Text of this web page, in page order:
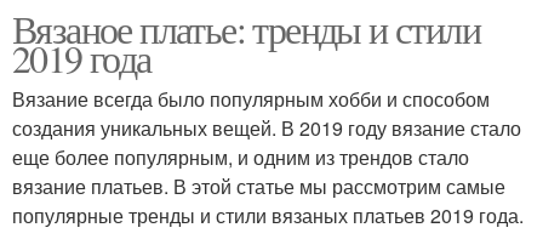
Вязаное платье: тренды и стили
2019 года
Вязание всегда было популярным хобби и способом
создания уникальных вещей. В 2019 году вязание стало
еще более популярным, и одним из трендов стало
вязание платьев. В этой статье мы рассмотрим самые
популярные тренды и стили вязаных платьев 2019 года.